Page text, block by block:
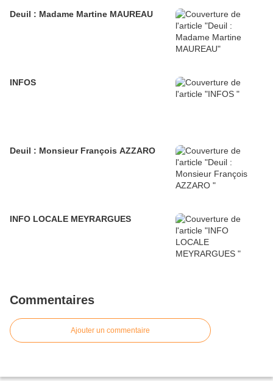
Deuil : Madame Martine MAUREAU
INFOS
Deuil : Monsieur François AZZARO
INFO LOCALE MEYRARGUES
Commentaires
Ajouter un commentaire